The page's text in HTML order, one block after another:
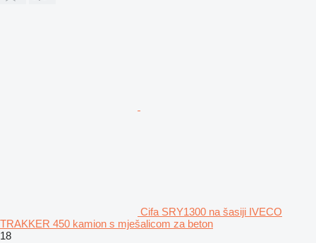
Cifa SRY1300 na šasiji IVECO
TRAKKER 450 kamion s mješalicom za beton
18